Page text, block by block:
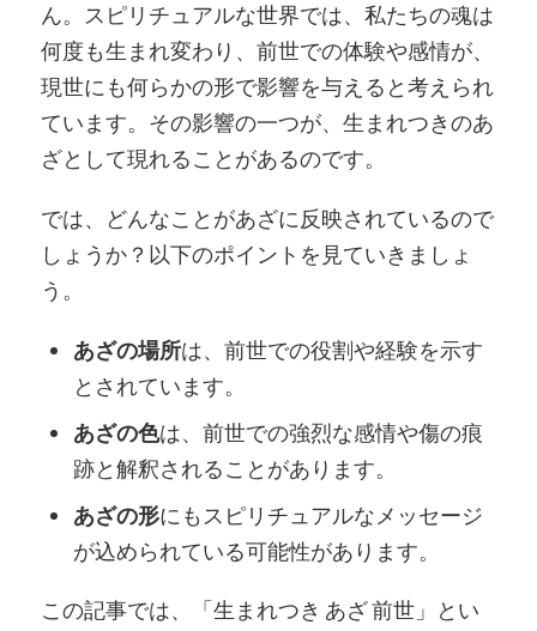
ん。スピリチュアルな世界では、私たちの魂は
何度も生まれ変わり、前世での体験や感情が、
現世にも何らかの形で影響を与えると考えられ
ています。その影響の一つが、生まれつきのあ
ざとして現れることがあるのです。
では、どんなことがあざに反映されているので
しょうか？以下のポイントを見ていきましょ
う。
あざの場所は、前世での役割や経験を示す
とされています。
あざの色は、前世での強烈な感情や傷の痕
跡と解釈されることがあります。
あざの形にもスピリチュアルなメッセージ
が込められている可能性があります。
この記事では、「生まれつき あざ 前世」とい